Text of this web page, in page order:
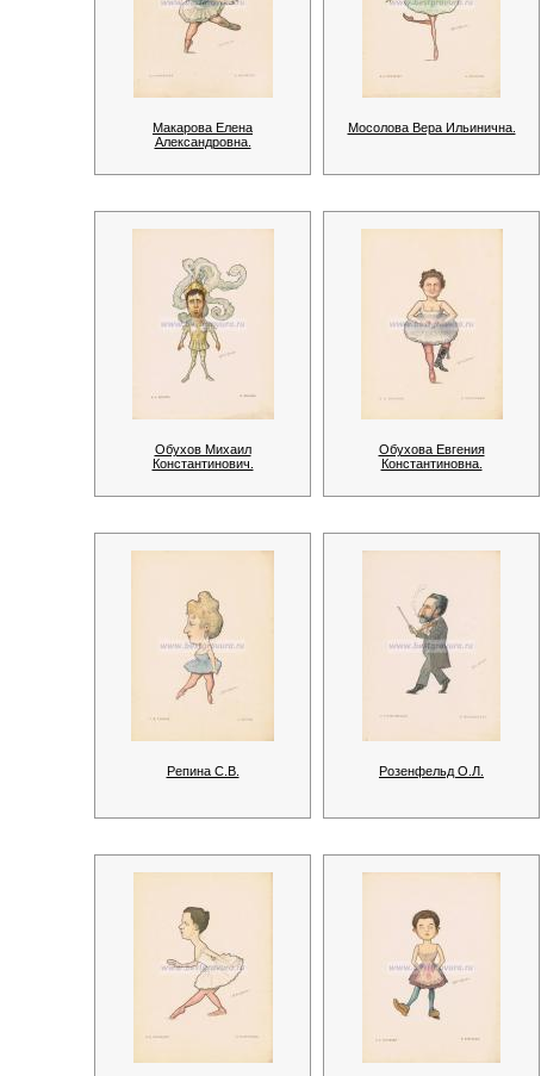
Макарова Елена
Александровна.
Мосолова Вера Ильинична.
Обухов Михаил
Константинович.
Обухова Евгения
Константиновна.
Репина С.В. Розенфельд О.Л.